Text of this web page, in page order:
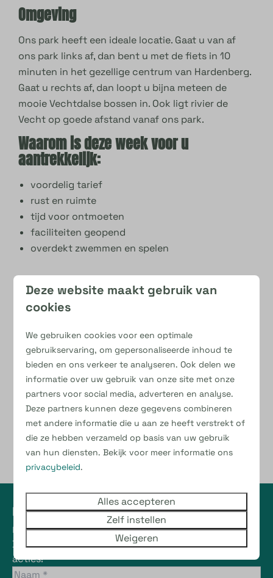
Omgeving
Ons park heeft een ideale locatie. Gaat u van af
ons park links af, dan bent u met de fiets in 10
minuten in het gezellige centrum van Hardenberg.
Gaat u rechts af, dan loopt u bijna meteen de
mooie Vechtdalse bossen in. Ook ligt rivier de
Vecht op goede afstand vanaf ons park.
Waarom is deze week voor u
aantrekkelijk:
voordelig tarief
rust en ruimte
tijd voor ontmoeten
faciliteiten geopend
overdekt zwemmen en spelen
Bekijk de arrangementen
Meld je aan voor onze
nieuwsbrief
Blijf op de hoogte en ontvang de laatste
acties!
Deze website maakt gebruik van
cookies
We gebruiken cookies voor een optimale
gebruikservaring, om gepersonaliseerde inhoud te
bieden en ons verkeer te analyseren. Ook delen we
informatie over uw gebruik van onze site met onze
partners voor social media, adverteren en analyse.
Deze partners kunnen deze gegevens combineren
met andere informatie die u aan ze heeft verstrekt of
die ze hebben verzameld op basis van uw gebruik
van hun diensten. Bekijk voor meer informatie ons
privacybeleid.
Alles accepteren
Zelf instellen
Weigeren